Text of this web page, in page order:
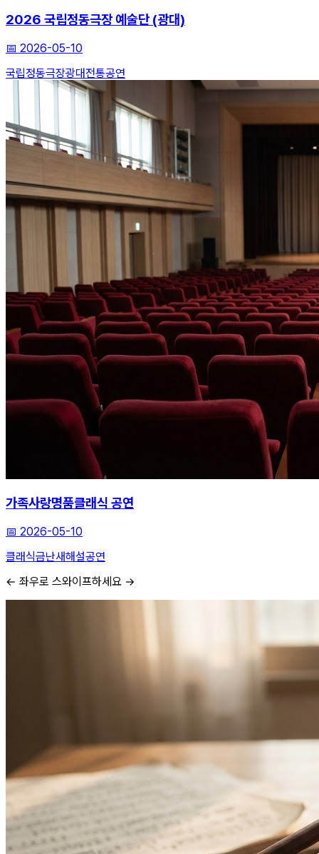
2026 국립정동극장 예술단 (광대)
📅 2026-05-10
국립정동극장광대전통공연
가족사랑명품클래식 공연
📅 2026-05-10
클래식금난새해설공연
← 좌우로 스와이프하세요 →